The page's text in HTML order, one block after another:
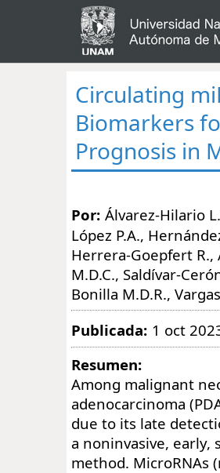
Circulating
Biomarkers
Prognosis in
Por: Álvarez-Hilario
López P.A.,
Herrera-Goepfert R.,
M.D.C., Saldívar-
Bonilla M.D.R.,
Publicada: 1 oct
Resumen:
Among malignant
adenocarcinoma
due to its late
a noninvasive, early,
method. MicroRNAs